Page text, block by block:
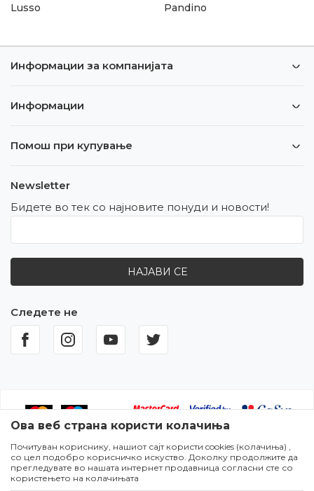
Lusso
Pandino
Информации за компанијата
Информации
Помош при купување
Newsletter
Бидете во тек со најновите понуди и новости!
НАЈАВИ СЕ
Следете не
Настојуваме да бидеме што попрецизни во описот на
производите,прикажувањето на сликите и самите цени,но не
можеме да гарантираме дека сите информации се комплетни и
без грешки. Сите артикли прикажани на сајтот се дел од нашата
Ова веб страна користи колачиња
Почитуван кориснику, нашиот сајт користи cookies (колачиња) ,
со цел подобро корисничко искуство. Доколку продолжите да
прегледувате во нашата интернет продавница согласни сте со
користењето на колачињата